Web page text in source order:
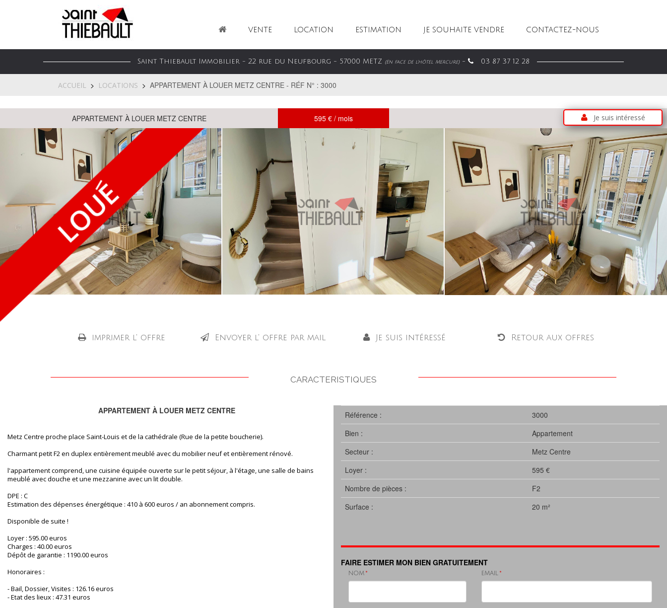
VENTE LOCATION ESTIMATION JE SOUHAITE VENDRE CONTACTEZ-NOUS
Saint Thiebault Immobilier - 22 rue du Neufbourg - 57000 METZ (En face de l'hôtel Mercure)- 03 87 37 12 28
ACCUEIL LOCATIONS APPARTEMENT À LOUER METZ CENTRE - RÉF N° : 3000
APPARTEMENT À LOUER METZ CENTRE 595 € / mois Je suis intéressé
imprimer l' offre Envoyer l' offre par mail Je suis intéressé Retour aux offres
CARACTERISTIQUES
APPARTEMENT À LOUER METZ CENTRE
Metz Centre proche place Saint-Louis et de la cathédrale (Rue de la petite boucherie).
Charmant petit F2 en duplex entièrement meublé avec du mobilier neuf et entièrement rénové.
l'appartement comprend, une cuisine équipée ouverte sur le petit séjour, à l'étage, une salle de bains
meublé avec douche et une mezzanine avec un lit double.
DPE : C
Estimation des dépenses énergétique : 410 à 600 euros / an abonnement compris.
Disponible de suite !
Loyer : 595.00 euros
Charges : 40.00 euros
Dépôt de garantie : 1190.00 euros
Honoraires :
- Bail, Dossier, Visites : 126.16 euros
- Etat des lieux : 47.31 euros
Référence :
3000
Bien :
Appartement
Secteur :
Metz Centre
Loyer :
595 €
Nombre de pièces :
F2
Surface :
20 m²
FAIRE ESTIMER MON BIEN GRATUITEMENT
NOM EMAIL